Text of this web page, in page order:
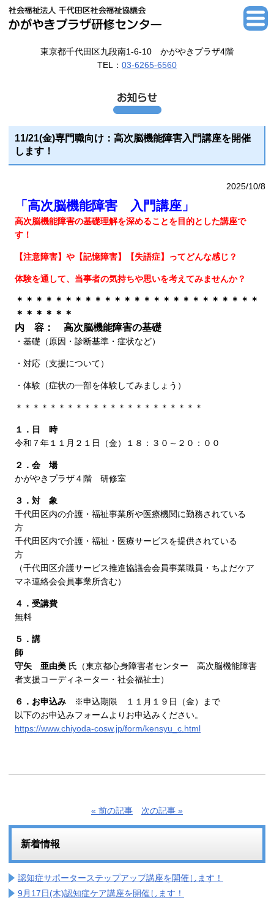
東京都千代田区九段南1-6-10 かがやきプラザ4階
TEL： 03-6265-6560
11/21(金)専門職向け：高次脳機能障害入門講座を開催
します！
2025/10/8
「高次脳機能障害 入門講座」
高次脳機能障害の基礎理解を深めることを目的とした講座で
す！
【注意障害】や【記憶障害】【失語症】ってどんな感じ？
体験を通して、当事者の気持ちや思いを考えてみませんか？
＊＊＊＊＊＊＊＊＊＊＊＊＊＊＊＊＊＊＊＊＊＊＊＊＊
＊＊＊＊＊＊
内 容： 高次脳機能障害の基礎
・基礎（原因・診断基準・症状など）
・対応（支援について）
・体験（症状の一部を体験してみましょう）
＊＊＊＊＊＊＊＊＊＊＊＊＊＊＊＊＊＊＊＊＊＊
１．日 時
令和７年１１月２１日（金）１８：３０～２０：００
２．会 場
かがやきプラザ４階 研修室
３．対 象
千代田区内の介護・福祉事業所や医療機関に勤務されている
千代田区内で介護・福祉・医療サービスを提供されている
（千代田区介護サービス推進協議会会員事業職員・ちよだケア
マネ連絡会会員事業所含む）
４．受講費
無料
５．講
守矢 亜由美 氏（東京都心身障害者センター 高次脳機能障害
者支援コーディネーター・社会福祉士）
６．お申込み
※申込期限 １１月１９日（金）まで
以下のお申込みフォームよりお申込みください。
https://www.chiyoda-cosw.jp/form/kensyu_c.html
« 前の記事 次の記事 »
新着情報
認知症サポーターステップアップ講座を開催します！
9月17日(木)認知症ケア講座を開催します！